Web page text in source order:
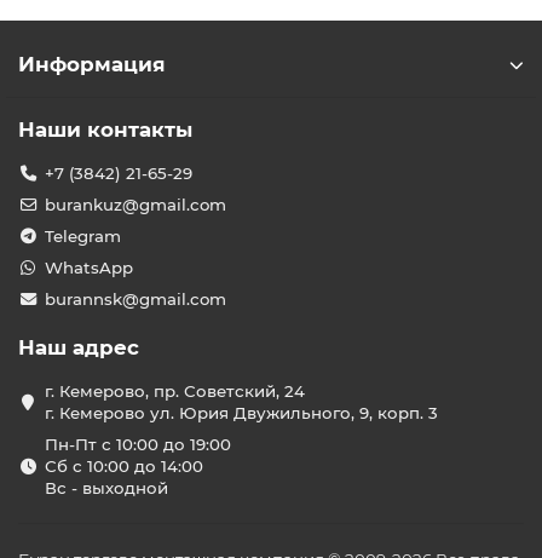
Информация
Наши контакты
+7 (3842) 21-65-29
burankuz@gmail.com
Telegram
WhatsApp
burannsk@gmail.com
Наш адрес
г. Кемерово, пр. Советский, 24
г. Кемерово ул. Юрия Двужильного, 9, корп. 3
Пн-Пт с 10:00 до 19:00
Сб с 10:00 до 14:00
Вс - выходной